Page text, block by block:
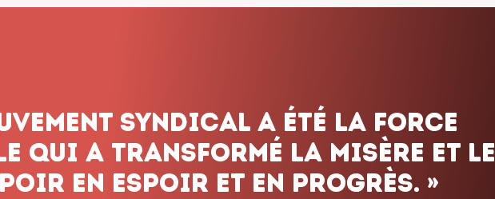
syndical a été la force
qui a transformé la misère et le
en espoir et en progrès. »